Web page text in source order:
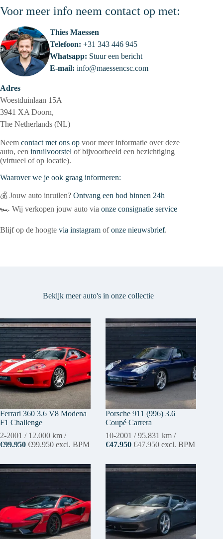
Voor meer info neem contact op met:
Thies Maessen
Telefoon: +31 343 446 945
Whatsapp: Stuur een bericht
E-mail: info@maessencsc.com
Adres
Woestduinlaan 15A
3941 XA Doorn,
The Netherlands (NL)
Neem contact met ons op voor meer informatie over deze
auto, een inruilvoorstel of bijvoorbeeld een bezichtiging
(virtueel of op locatie).
Waarover we je ook graag informeren:
💰 Jouw auto inruilen? Ontvang een bod binnen 24h
🏎 Wij verkopen jouw auto via onze consignatie service
Blijf op de hoogte via instagram ofonze nieuwsbrief.
Bekijk meer auto's in onze collectie
Ferrari 360 3.6 V8 Modena
F1 Challenge
2-2001 / 12.000 km /
€99.950 €99.950 excl. BPM
Porsche 911 (996) 3.6
Coupé Carrera
10-2001 /95.831 km /
€47.950 €47.950 excl. BPM